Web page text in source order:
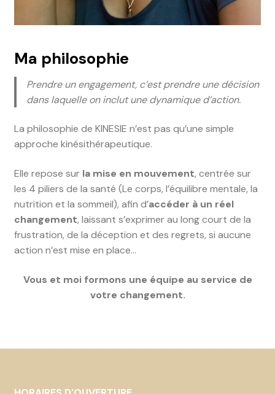
Ma philosophie
Prendre un engagement, c’est prendre une décision
dans laquelle on inclut une dynamique d’action.
La philosophie de KINESIE n’est pas qu’une simple
approche kinésithérapeutique.
Elle repose sur la mise en mouvement, centrée sur
les 4 piliers de la santé (Le corps, l’équilibre mentale, la
nutrition et la sommeil), afin d’accéder à un réel
changement, laissant s’exprimer au long court de la
frustration, de la déception et des regrets, si aucune
action n’est mise en place…
Vous et moi formons une équipe au service de
votre changement.